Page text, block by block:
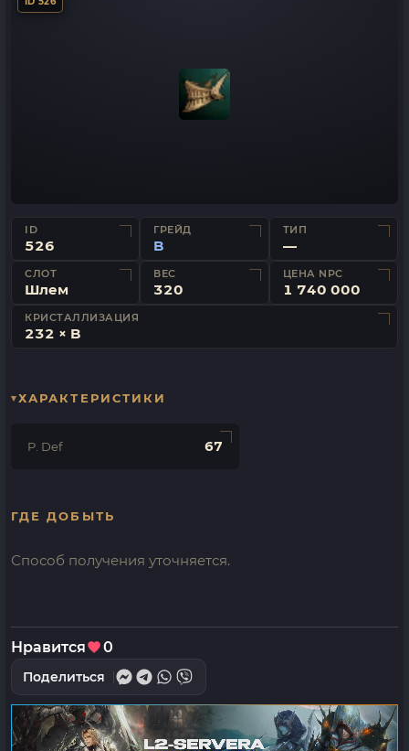
ID
526
ГРЕЙД
B
ТИП
—
СЛОТ
Шлем
ВЕС
320
ЦЕНА NPC
1 740 000
КРИСТАЛЛИЗАЦИЯ
232 × B
ХАРАКТЕРИСТИКИ
P. Def 67
ГДЕ ДОБЫТЬ
Способ получения уточняется.
Нравится 0
Поделиться